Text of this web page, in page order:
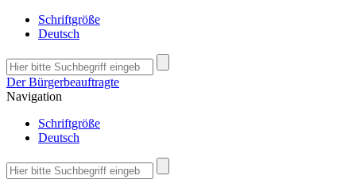
Schriftgröße
Deutsch
Der Bürgerbeauftragte
Navigation
Schriftgröße
Deutsch